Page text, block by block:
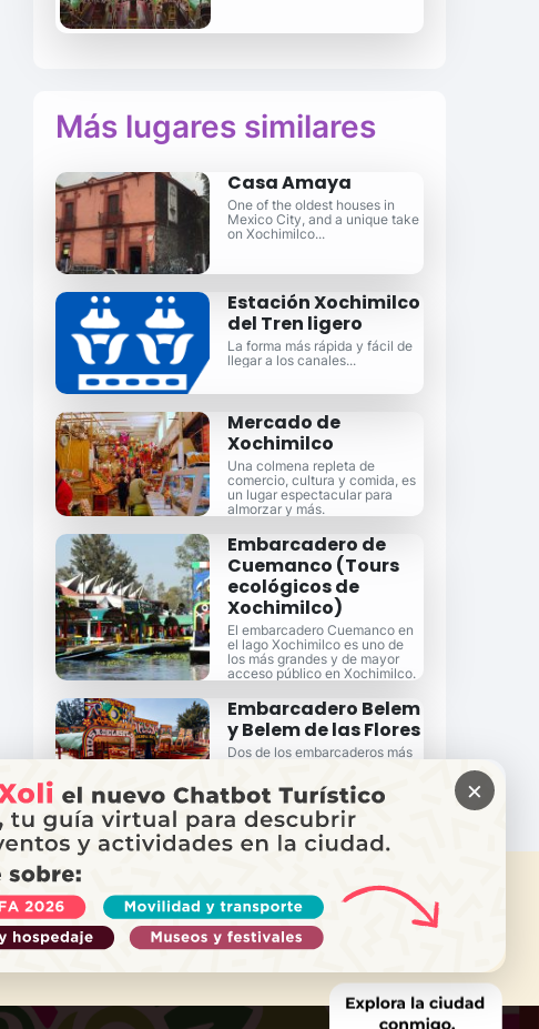
Más lugares similares
Casa Amaya
One of the oldest houses in
Mexico City, and a unique take
on Xochimilco...
Estación Xochimilco
del Tren ligero
La forma más rápida y fácil de
llegar a los canales...
Mercado de
Xochimilco
Una colmena repleta de
comercio, cultura y comida, es
un lugar espectacular para
almorzar y más.
Embarcadero de
Cuemanco (Tours
ecológicos de
Xochimilco)
El embarcadero Cuemanco en
el lago Xochimilco es uno de
los más grandes y de mayor
acceso público en Xochimilco.
Embarcadero Belem
y Belem de las Flores
Dos de los embarcaderos más
en el centro, también son de los
de más fácil acceso.
AYUDA?
a Locatel
×